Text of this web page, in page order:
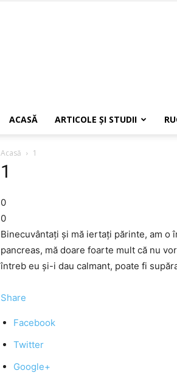
ACASĂ ARTICOLE ŞI STUDII
Acasă 1
1
0
0
Binecuvântați și mă iertați părinte, am o
pancreas, mă doare foarte mult că nu
întreb eu și-i dau calmant, poate fi
Share
Facebook
Twitter
Google+